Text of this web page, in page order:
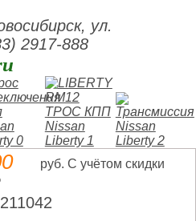
ул.
2917-888
руб. С учётом скидки